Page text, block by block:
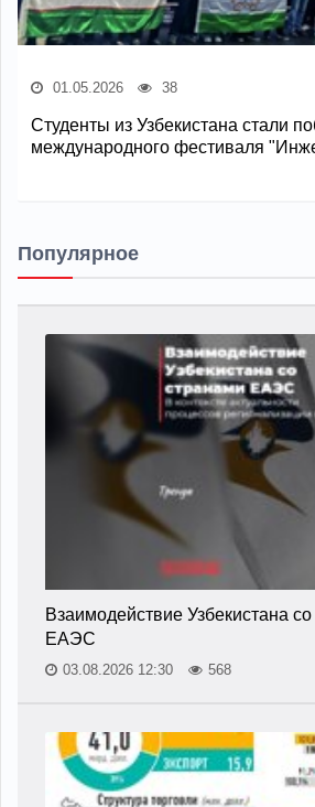
01.05.2026 38
Студенты из Узбекистана стали
международного фестиваля
Популярное
Взаимодействие Узбекистана
ЕАЭС
03.08.2026 12:30 568